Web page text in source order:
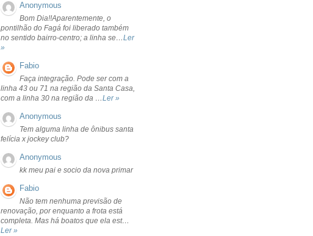
Anonymous
Bom Dia!!Aparentemente, o
pontilhão do Fagá foi liberado também
no sentido bairro-centro; a linha se…Ler
»
Fabio
Faça integração. Pode ser com a
linha 43 ou 71 na região da Santa Casa,
com a linha 30 na região da …Ler »
Anonymous
Tem alguma linha de ônibus santa
felícia x jockey club?
Anonymous
kk meu pai e socio da nova primar
Fabio
Não tem nenhuma previsão de
renovação, por enquanto a frota está
completa. Mas há boatos que ela est…
Ler »